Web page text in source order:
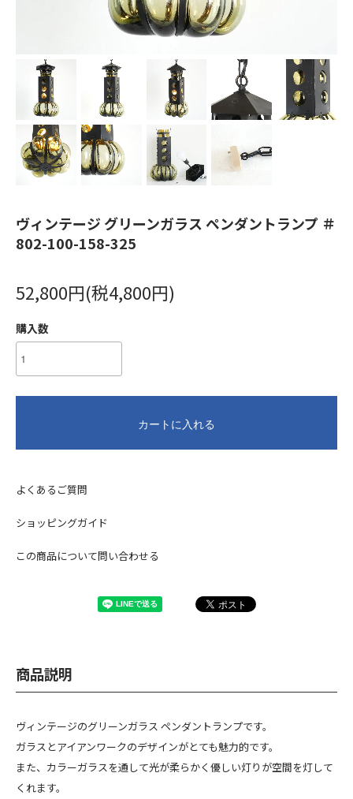
ヴィンテージ グリーンガラス ペンダントランプ ＃
802-100-158-325
52,800円(税4,800円)
購入数
カートに入れる
よくあるご質問
ショッピングガイド
この商品について問い合わせる
商品説明
ヴィンテージのグリーンガラス ペンダントランプです。
ガラスとアイアンワークのデザインがとても魅力的です。
また、カラーガラスを通して光が柔らかく優しい灯りが空間を灯して
くれます。